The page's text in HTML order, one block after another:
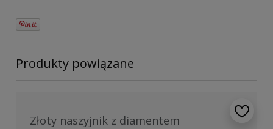
Produkty powiązane
Złoty naszyjnik z diamentem